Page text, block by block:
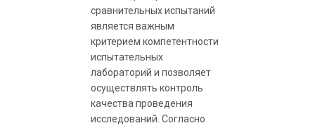
сравнительных испытаний
является важным
критерием компетентности
испытательных
лабораторий и позволяет
осуществлять контроль
качества проведения
исследований. Согласно